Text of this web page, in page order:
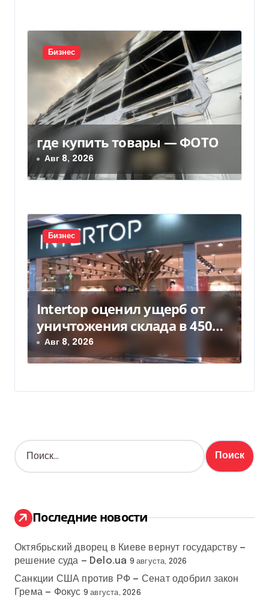
и
с
м
Бизнес
где купить товары — ФОТО
Авг 8, 2026
Бизнес
Intertop оценил ущерб от
уничтожения склада в 450
млн грн
Авг 8, 2026
Н
а
:
Последние новости
Октябрьский дворец в Киеве вернут государству —
решение суда — Delo.ua 9 августа, 2026
Санкции США против РФ — Сенат одобрил закон
Грема — Фокус 9 августа, 2026